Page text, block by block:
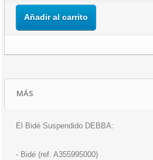
Añadir al carrito
MÁS
El Bidé Suspendido DEBBA:
- Bidé (ref. A355995000)